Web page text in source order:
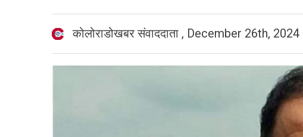
कोलोराडोखबर संवाददाता , December 26th, 2024